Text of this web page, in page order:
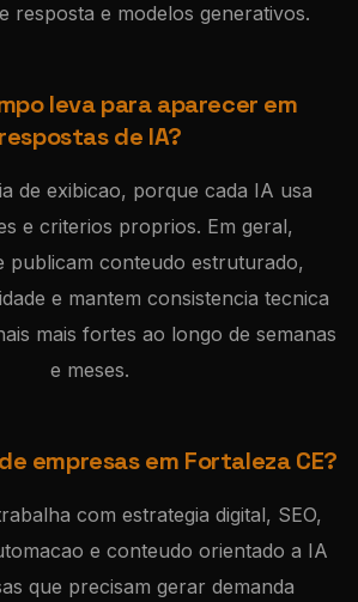
resposta e modelos generativos.
leva para aparecer em
respostas de IA?
de exibicao, porque cada IA usa
e criterios proprios. Em geral,
publicam conteudo estruturado,
e mantem consistencia tecnica
mais fortes ao longo de semanas
e meses.
empresas em Fortaleza CE?
com estrategia digital, SEO,
e conteudo orientado a IA
que precisam gerar demanda